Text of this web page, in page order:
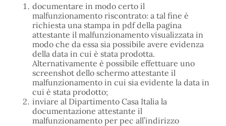
documentare in modo certo il
malfunzionamento riscontrato: a tal fine è
richiesta una stampa in pdf della pagina
attestante il malfunzionamento visualizzata in
modo che da essa sia possibile avere evidenza
della data in cui è stata prodotta.
Alternativamente è possibile effettuare uno
screenshot dello schermo attestante il
malfunzionamento in cui sia evidente la data in
cui è stata prodotto;
inviare al Dipartimento Casa Italia la
documentazione attestante il
malfunzionamento per pec all’indirizzo